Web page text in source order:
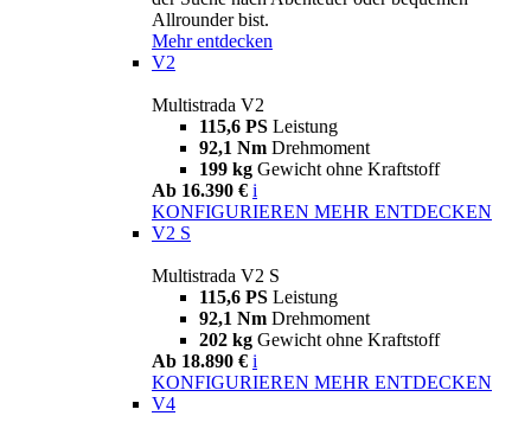
Allrounder bist.
Mehr entdecken
V2
Multistrada V2
115,6 PS Leistung
92,1 Nm Drehmoment
199 kg Gewicht ohne Kraftstoff
Ab 16.390 € i
KONFIGURIEREN MEHR ENTDECKEN
V2 S
Multistrada V2 S
115,6 PS Leistung
92,1 Nm Drehmoment
202 kg Gewicht ohne Kraftstoff
Ab 18.890 € i
KONFIGURIEREN MEHR ENTDECKEN
V4